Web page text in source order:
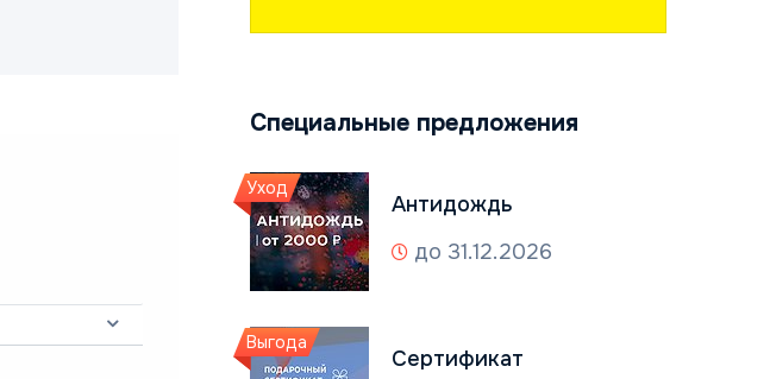
Специальные предложения
Уход
Антидождь
до 31.12.2026
Выгода
Сертификат